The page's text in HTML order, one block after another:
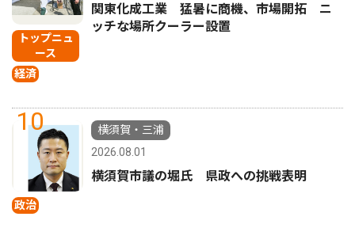
トップニュ
ース
経済
関東化成工業 猛暑に商機、市場開拓 ニ
ッチな場所クーラー設置
10
政治
横須賀・三浦
2026.08.01
横須賀市議の堀氏 県政への挑戦表明